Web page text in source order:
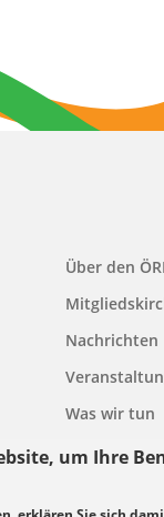
um Ihre
Main
navigation
Über den
Nachrichten
Was wir tun